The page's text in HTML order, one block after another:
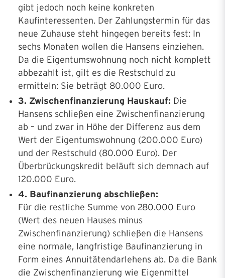
gibt jedoch noch keine konkreten
Kaufinteressenten. Der Zahlungstermin für das
neue Zuhause steht hingegen bereits fest: In
sechs Monaten wollen die Hansens einziehen.
Da die Eigentumswohnung noch nicht komplett
abbezahlt ist, gilt es die Restschuld zu
ermitteln: Sie beträgt 80.000 Euro.
3. Zwischenfinanzierung Hauskauf: Die
Hansens schließen eine Zwischenfinanzierung
ab – und zwar in Höhe der Differenz aus dem
Wert der Eigentumswohnung (200.000 Euro)
und der Restschuld (80.000 Euro). Der
Überbrückungskredit beläuft sich demnach auf
120.000 Euro.
4. Baufinanzierung abschließen:
Für die restliche Summe von 280.000 Euro
(Wert des neuen Hauses minus
Zwischenfinanzierung) schließen die Hansens
eine normale, langfristige Baufinanzierung in
Form eines Annuitätendarlehens ab. Da die Bank
die Zwischenfinanzierung wie Eigenmittel